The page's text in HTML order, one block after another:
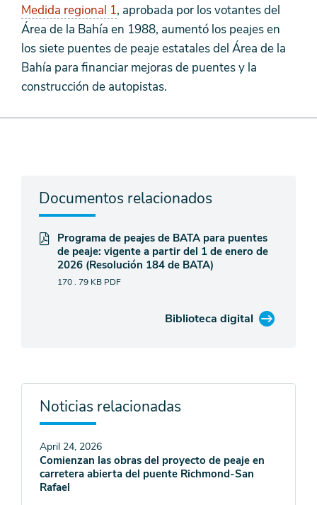
Medida
regional
1
Medida regional 1, aprobada por los votantes del
Área de la Bahía en 1988, aumentó los peajes en
los siete puentes de peaje estatales del Área de la
Bahía para financiar mejoras de puentes y la
construcción de autopistas.
Documentos relacionados
Programa de peajes de BATA para puentes
de peaje: vigente a partir del 1 de enero de
2026 (Resolución 184 de BATA)
170 . 79 KB PDF
Biblioteca digital
Noticias relacionadas
April 24, 2026
Comienzan las obras del proyecto de peaje en
carretera abierta del puente Richmond-San
Rafael